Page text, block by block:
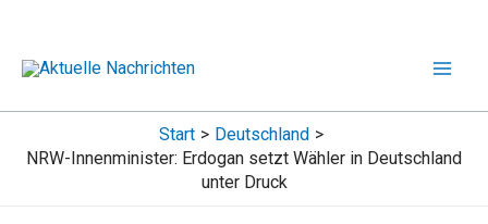
Start
Deutschland
NRW-Innenminister: Erdogan setzt Wähler in Deutschland
unter Druck